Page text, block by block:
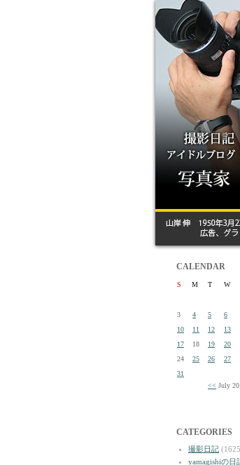
CALENDAR
S M T W
3
4 5 6
10
11 12 13
17
18 19 20
24
25 26 27
31
<< July
CATEGORIES
撮影日記
yamagishiの日